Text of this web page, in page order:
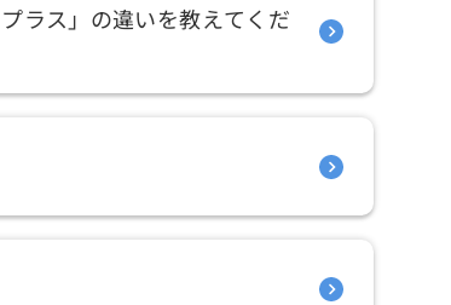
ラス」の違いを教えてくだ